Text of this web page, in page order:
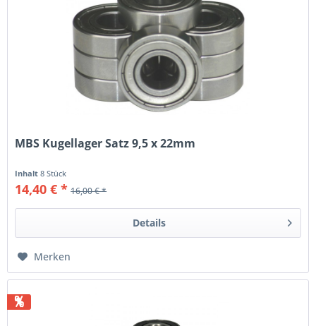
MBS Kugellager Satz 9,5 x 22mm
Inhalt8 Stück
14,40 € * 16,00 € *
Details
Merken
%